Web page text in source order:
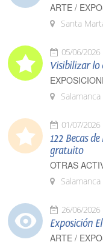
ARTE /
Santa
05/06/2026
Visibilizar lo
Salamanca
01/07/2026
122 Becas
gratuito
OTRAS
Salamanca
26/06/2026
Exposición
ARTE /